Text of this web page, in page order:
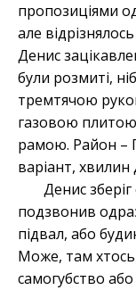
пропозиціями
але
Денис
були розмиті,
тремтячою
газовою
рамою. Район –
варіант,
Денис
подзвонив
підвал, або
Може, там
самогубство